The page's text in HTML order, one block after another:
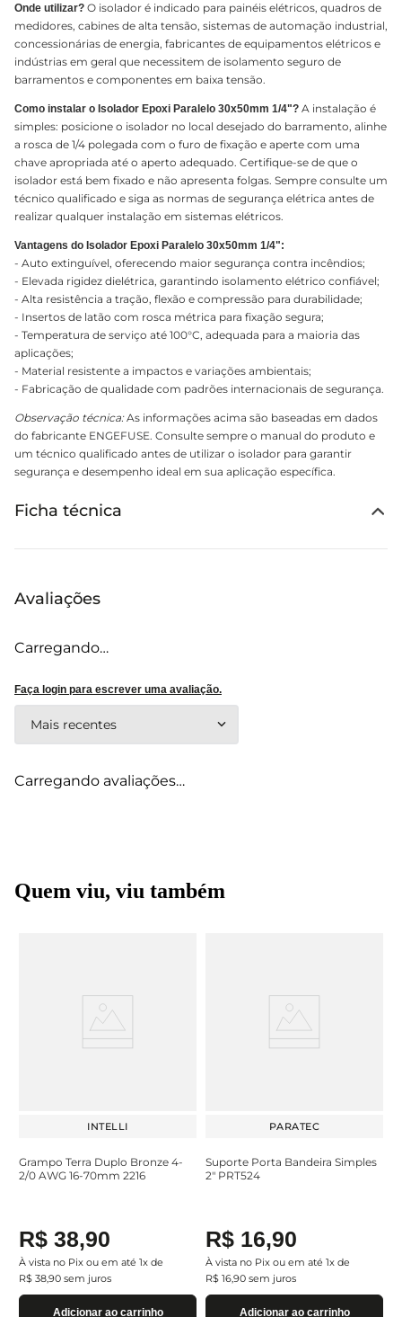
Onde utilizar? O isolador é indicado para painéis elétricos, quadros de
medidores, cabines de alta tensão, sistemas de automação industrial,
concessionárias de energia, fabricantes de equipamentos elétricos e
indústrias em geral que necessitem de isolamento seguro de
barramentos e componentes em baixa tensão.
Como instalar o Isolador Epoxi Paralelo 30x50mm 1/4"? A instalação é
simples: posicione o isolador no local desejado do barramento, alinhe
a rosca de 1/4 polegada com o furo de fixação e aperte com uma
chave apropriada até o aperto adequado. Certifique-se de que o
isolador está bem fixado e não apresenta folgas. Sempre consulte um
técnico qualificado e siga as normas de segurança elétrica antes de
realizar qualquer instalação em sistemas elétricos.
Vantagens do Isolador Epoxi Paralelo 30x50mm 1/4":
- Auto extinguível, oferecendo maior segurança contra incêndios;
- Elevada rigidez dielétrica, garantindo isolamento elétrico confiável;
- Alta resistência a tração, flexão e compressão para durabilidade;
- Insertos de latão com rosca métrica para fixação segura;
- Temperatura de serviço até 100°C, adequada para a maioria das
aplicações;
- Material resistente a impactos e variações ambientais;
- Fabricação de qualidade com padrões internacionais de segurança.
Observação técnica:As informações acima são baseadas em dados
do fabricante ENGEFUSE. Consulte sempre o manual do produto e
um técnico qualificado antes de utilizar o isolador para garantir
segurança e desempenho ideal em sua aplicação específica.
Ficha técnica
Avaliações
Carregando…
Faça login para escrever uma avaliação.
Mais recentes
Carregando avaliações…
Quem viu, viu também
INTELLI
Grampo Terra Duplo Bronze 4-
2/0 AWG 16-70mm 2216
R$ 38,90
À vista no Pix ou em até 1x de
R$ 38,90 sem juros
Adicionar ao carrinho
PARATEC
Suporte Porta Bandeira Simples
2" PRT524
R$ 16,90
À vista no Pix ou em até 1x de
R$ 16,90 sem juros
Adicionar ao carrinho